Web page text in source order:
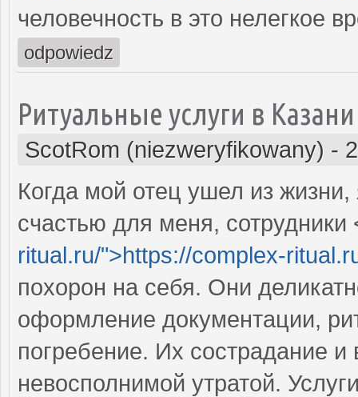
человечность в это нелегкое
odpowiedz
Ритуальные услуги в Казани
ScotRom (niezweryfikowany) -
Когда мой отец ушел из
счастью для меня, сотрудники
ritual.ru/">https://complex-
похорон на себя. Они
оформление документации,
погребение. Их сострадание
невосполнимой утратой.